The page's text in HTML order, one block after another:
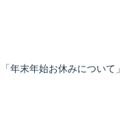
「年末年始お休みについて」